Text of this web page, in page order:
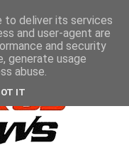
ύδρευση της
to deliver its services
and user-agent are
and security
generate usage
abuse.
IT